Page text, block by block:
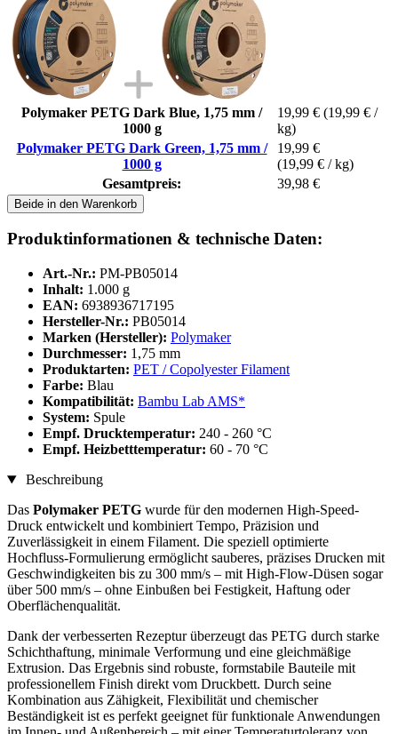
Polymaker PETG Dark Blue, 1,75 mm /
1000 g
19,99 € (19,99 € /
kg)
Polymaker PETG Dark Green, 1,75 mm /
1000 g
19,99 €
(19,99 € / kg)
Gesamtpreis:
39,98 €
Beide in den Warenkorb
Produktinformationen & technische Daten:
Art.-Nr.: PM-PB05014
Inhalt: 1.000 g
EAN: 6938936717195
Hersteller-Nr.: PB05014
Marken (Hersteller): Polymaker
Durchmesser: 1,75 mm
Produktarten: PET / Copolyester Filament
Farbe: Blau
Kompatibilität: Bambu Lab AMS*
System: Spule
Empf. Drucktemperatur: 240 - 260 °C
Empf. Heizbetttemperatur: 60 - 70 °C
Beschreibung
Das Polymaker PETG wurde für den modernen High-Speed-
Druck entwickelt und kombiniert Tempo, Präzision und
Zuverlässigkeit in einem Filament. Die speziell optimierte
Hochfluss-Formulierung ermöglicht sauberes, präzises Drucken mit
Geschwindigkeiten bis zu 300 mm/s – mit High-Flow-Düsen sogar
über 500 mm/s – ohne Einbußen bei Festigkeit, Haftung oder
Oberflächenqualität.
Dank der verbesserten Rezeptur überzeugt das PETG durch starke
Schichthaftung, minimale Verformung und eine gleichmäßige
Extrusion. Das Ergebnis sind robuste, formstabile Bauteile mit
professionellem Finish direkt vom Druckbett. Durch seine
Kombination aus Zähigkeit, Flexibilität und chemischer
Beständigkeit ist es perfekt geeignet für funktionale Anwendungen